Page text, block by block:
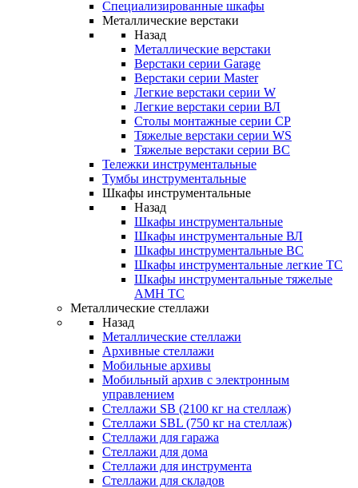
Cпециализированные шкафы
Металлические верстаки
Назад
Металлические верстаки
Верстаки серии Garage
Верстаки серии Master
Легкие верстаки серии W
Легкие верстаки серии ВЛ
Столы монтажные серии СР
Тяжелые верстаки серии WS
Тяжелые верстаки серии ВС
Тележки инструментальные
Тумбы инструментальные
Шкафы инструментальные
Назад
Шкафы инструментальные
Шкафы инструментальные ВЛ
Шкафы инструментальные ВС
Шкафы инструментальные легкие ТС
Шкафы инструментальные тяжелые
AMH TC
Металлические стеллажи
Назад
Металлические стеллажи
Архивные стеллажи
Мобильные архивы
Мобильный архив с электронным
управлением
Стеллажи SB (2100 кг на стеллаж)
Стеллажи SBL (750 кг на стеллаж)
Стеллажи для гаража
Стеллажи для дома
Стеллажи для инструмента
Стеллажи для складов